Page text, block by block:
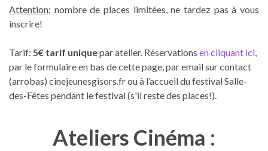
Attention: nombre de places limitées, ne tardez pas à vous
inscrire!
Tarif: 5€ tarif uniquepar atelier. Réservations en cliquant ici,
par le formulaire en bas de cette page, par email sur contact
(arrobas) cinejeunesgisors.fr ou à l’accueil du festival Salle-
des-Fêtes pendant le festival (s'il reste des places!).
Ateliers Cinéma :